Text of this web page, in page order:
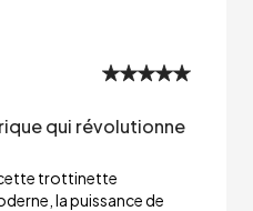
qui révolutionne
cette trottinette
la puissance de